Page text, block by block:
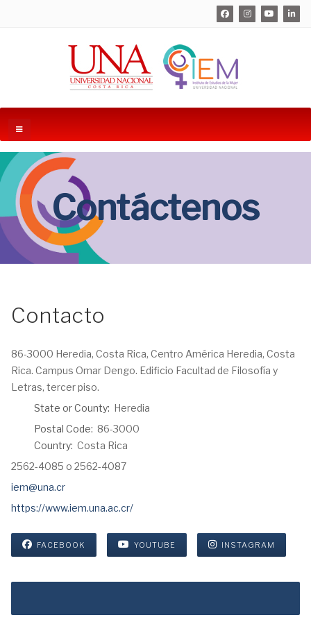
Contáctenos
Contacto
Address:
86-3000 Heredia, Costa Rica, Centro América Heredia, Costa
Rica. Campus Omar Dengo. Edificio Facultad de Filosofía y
Letras, tercer piso.
State or County: Heredia
Postal Code: 86-3000
Country: Costa Rica
Phone:
2562-4085 o 2562-4087
Email:
iem@una.cr
Webpage:
https://www.iem.una.ac.cr/
FACEBOOK YOUTUBE INSTAGRAM